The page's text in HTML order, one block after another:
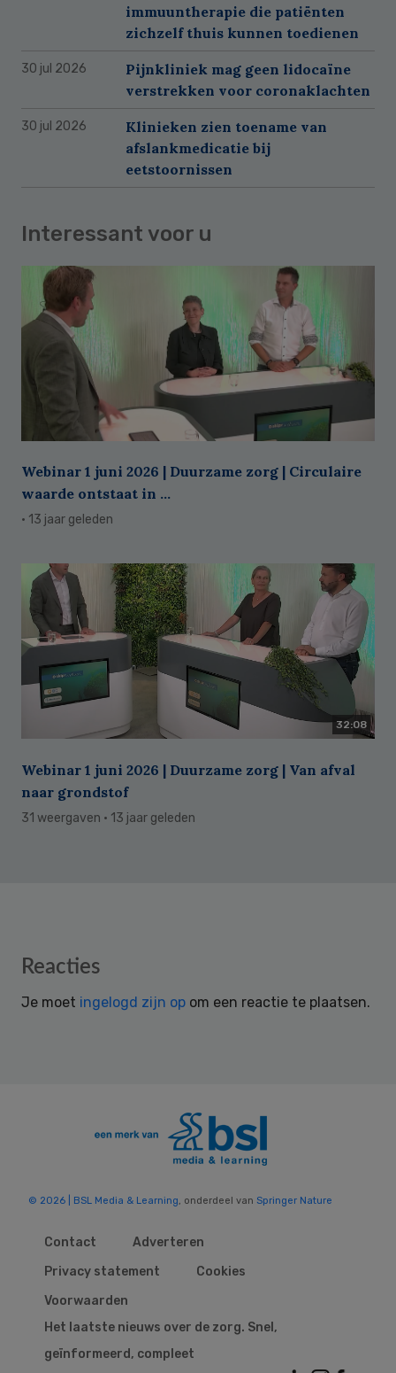
immuuntherapie die patiënten
zichzelf thuis kunnen toedienen
30 jul 2026
Pijnkliniek mag geen lidocaïne
verstrekken voor coronaklachten
30 jul 2026
Klinieken zien toename van
afslankmedicatie bij
eetstoornissen
Interessant voor u
Webinar 1 juni 2026 | Duurzame zorg | Circulaire
waarde ontstaat in ...
· 13 jaar geleden
32:08
Webinar 1 juni 2026 | Duurzame zorg | Van afval
naar grondstof
31 weergaven · 13 jaar geleden
Reader
Reacties
Je moet ingelogd zijn op om een reactie te plaatsen.
© 2026 | BSL Media & Learning, onderdeel van Springer Nature
Contact
Adverteren
Privacy statement
Cookies
Voorwaarden
Het laatste nieuws over de zorg. Snel,
geïnformeerd, compleet